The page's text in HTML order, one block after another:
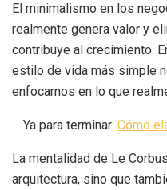
El minimalismo en los
realmente genera valor y
contribuye al crecimiento.
estilo de vida más simple
enfocarnos en lo que
Ya para terminar: Cómo
La mentalidad de Le
arquitectura, sino que